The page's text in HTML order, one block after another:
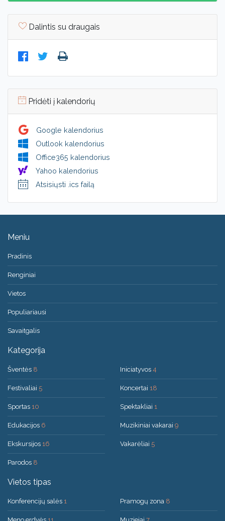
Dalintis su draugais
Pridėti į kalendorių
Google kalendorius
Outlook kalendorius
Office365 kalendorius
Yahoo kalendorius
Atsisiųsti .ics failą
Meniu
Pradinis
Renginiai
Vietos
Populiariausi
Savaitgalis
Kategorija
Šventės 8
Festivaliai 5
Sportas 10
Edukacijos 6
Ekskursijos 16
Parodos 8
Iniciatyvos 4
Koncertai 18
Spektakliai 1
Muzikiniai vakarai 9
Vakarėliai 5
Vietos tipas
Konferencijų salės 1 Pramogų zona 8